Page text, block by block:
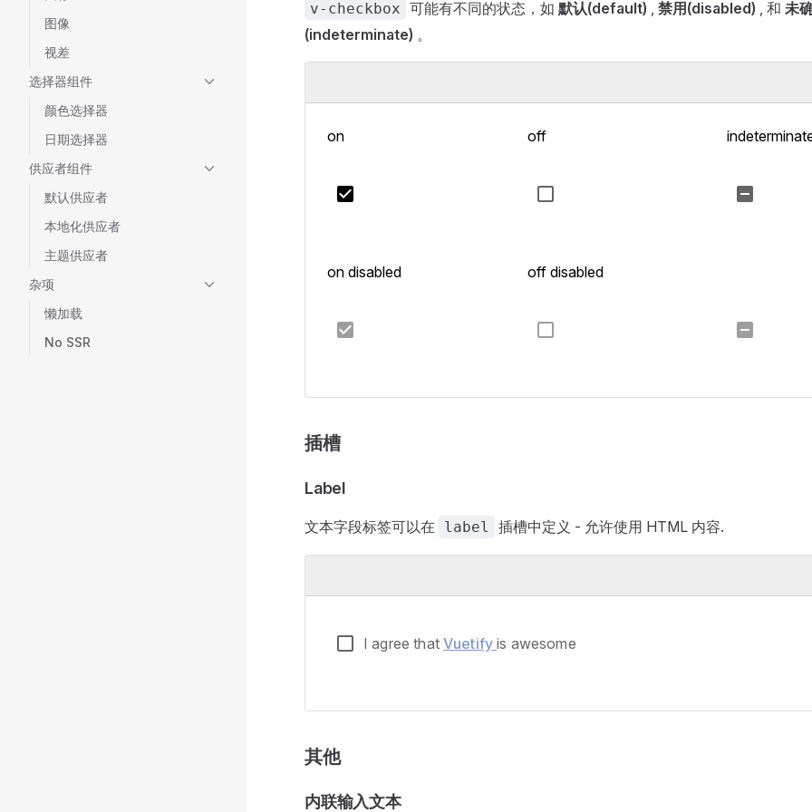
图像
视差
选择器组件
颜色选择器
日期选择器
供应者组件
默认供应者
本地化供应者
主题供应者
杂项
懒加载
No SSR
v-checkbox 可能有不同的状态，如 默认(default) , 禁用(disabled) , 和 未
(indeterminate) 。
on off
on disabled off disabled
插槽
Label
文本字段标签可以在 label 插槽中定义 - 允许使用 HTML 内容.
I agree that Vuetifyis awesome
其他
内联输入文本